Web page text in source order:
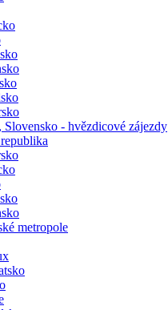
Slovensko - hvězdicové zájezdy
metropole